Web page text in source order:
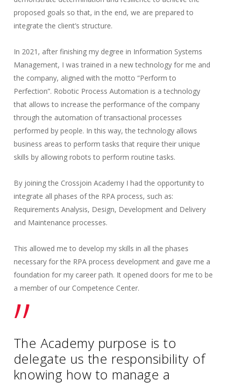
proposed goals so that, in the end, we are prepared to
integrate the client’s structure.
In 2021, after finishing my degree in Information Systems
Management, I was trained in a new technology for me and
the company, aligned with the motto “Perform to
Perfection”. Robotic Process Automation is a technology
that allows to increase the performance of the company
through the automation of transactional processes
performed by people. In this way, the technology allows
business areas to perform tasks that require their unique
skills by allowing robots to perform routine tasks.
By joining the Crossjoin Academy I had the opportunity to
integrate all phases of the RPA process, such as:
Requirements Analysis, Design, Development and Delivery
and Maintenance processes.
This allowed me to develop my skills in all the phases
necessary for the RPA process development and gave me a
foundation for my career path. It opened doors for me to be
a member of our Competence Center.
”
The Academy purpose is to
delegate us the responsibility of
knowing how to manage a